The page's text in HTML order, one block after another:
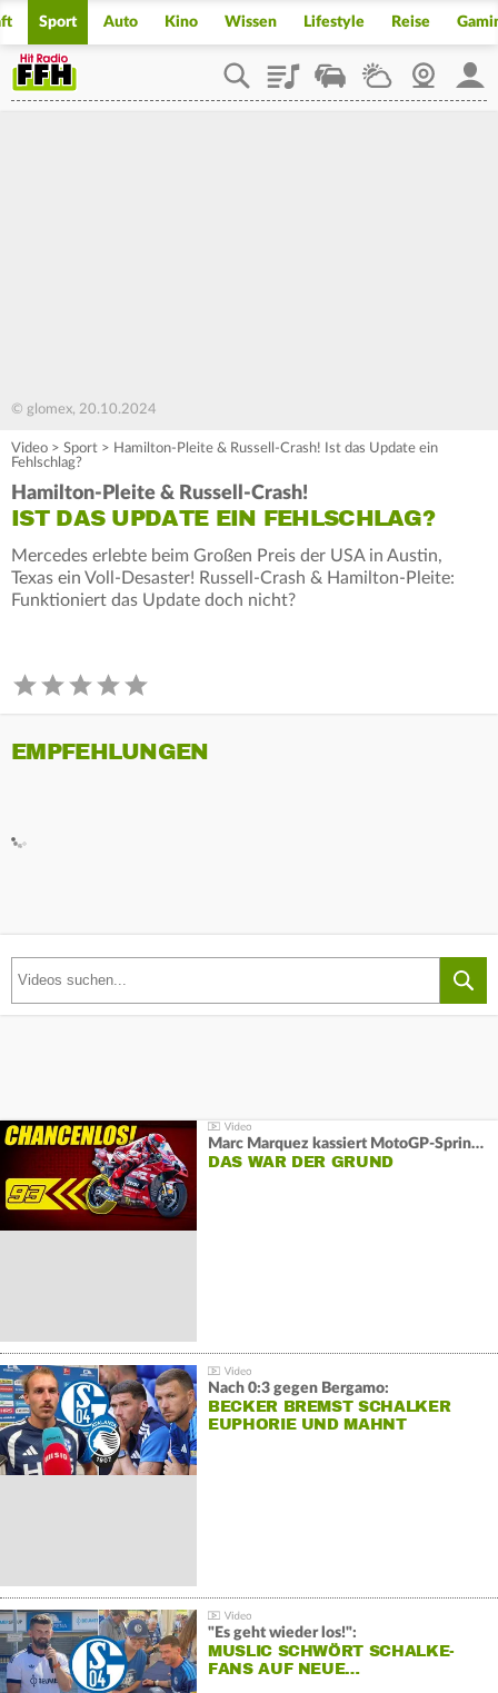
Sport Auto Kino Wissen Lifestyle Reise
PlaylistStaupilotWetterWebcam
© glomex, 20.10.2024
Video > Sport > Hamilton-Pleite & Russell-Crash! Ist das Update ein
Fehlschlag?
Hamilton-Pleite & Russell-Crash!
IST DAS UPDATE EIN FEHLSCHLAG?
Mercedes erlebte beim Großen Preis der USA in Austin,
Texas ein Voll-Desaster! Russell-Crash & Hamilton-Pleite:
Funktioniert das Update doch nicht?
EMPFEHLUNGEN
Marc Marquez kassiert MotoGP-Sprint-Schlappe:
DAS WAR DER GRUND
Nach 0:3 gegen Bergamo:
BECKER BREMST SCHALKER
EUPHORIE UND MAHNT
"Es geht wieder los!":
MUSLIC SCHWÖRT SCHALKE-
FANS AUF NEUE…